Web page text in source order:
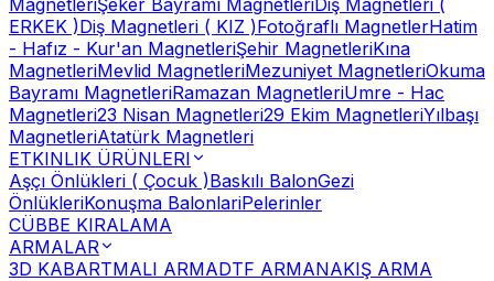
MagnetleriŞeker Bayramı MagnetleriDiş Magnetleri (
ERKEK )Diş Magnetleri ( KIZ )Fotoğraflı MagnetlerHatim
- Hafız - Kur'an MagnetleriŞehir MagnetleriKına
MagnetleriMevlid MagnetleriMezuniyet MagnetleriOkuma
Bayramı MagnetleriRamazan MagnetleriUmre - Hac
Magnetleri23 Nisan Magnetleri29 Ekim MagnetleriYılbaşı
MagnetleriAtatürk Magnetleri
ETKINLIK ÜRÜNLERI
Aşçı Önlükleri ( Çocuk )Baskılı BalonGezi
ÖnlükleriKonuşma BalonlariPelerinler
CÜBBE KIRALAMA
ARMALAR
3D KABARTMALI ARMADTF ARMANAKIŞ ARMA